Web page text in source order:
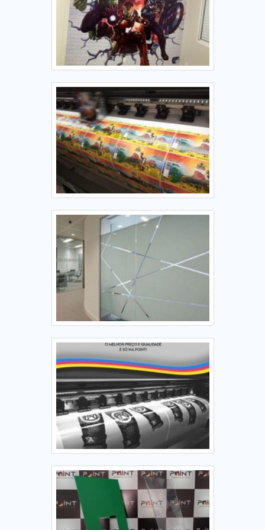
e desenvolvimento no que gera resultado e qualidade para
os clientes. Tem uma equipe com colaboradores proativos
que terão o maior prazer em auxiliar com suas
dúvidas.REFERÊNCIA DE QUALIDADE NO SEGMENTONa
Point Impressões é possível encontrar o que há de melhor
adesivos e placas de sinalização industrial com ótima
qualidade e excelente custo-benefício.Se diferenciando
dentro de seu segmento, a empresa consegue também
proporcionar um atendimento cuidadoso e que busca a
satisfação do cliente. A Point Impressões é uma empresa
que tem sido apontada de forma positiva no mercado por
toda seriedade e qualidade, o que fecha todo o ciclo de
entrega com excelência para seus parceiros..